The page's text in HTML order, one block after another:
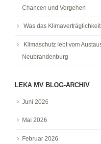
Chancen und Vorgehen
Was das
Klimaschutz lebt vom
Neubrandenburg
LEKA MV BLOG-ARCHIV
Juni 2026
Mai 2026
Februar 2026